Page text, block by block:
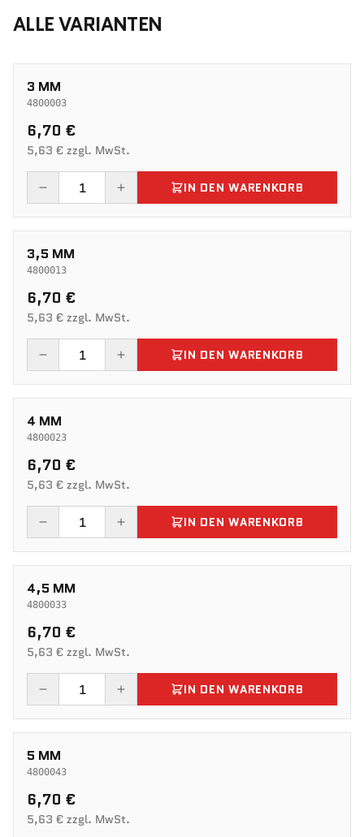
ALLE VARIANTEN
3 MM
4800003
6,70 €
5,63 € zzgl. MwSt.
IN DEN WARENKORB
3,5 MM
4800013
6,70 €
5,63 € zzgl. MwSt.
IN DEN WARENKORB
4 MM
4800023
6,70 €
5,63 € zzgl. MwSt.
IN DEN WARENKORB
4,5 MM
4800033
6,70 €
5,63 € zzgl. MwSt.
IN DEN WARENKORB
5 MM
4800043
6,70 €
5,63 € zzgl. MwSt.